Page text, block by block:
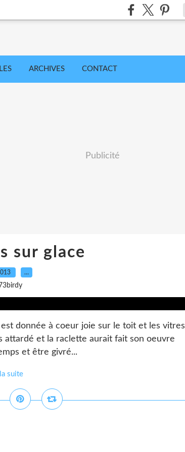
ARCHIVES CONTACT
Publicité
sur glace
…
donnée à coeur joie sur le toit et les vitres
attardé et la raclette aurait fait son oeuvre
et être givré...
suite